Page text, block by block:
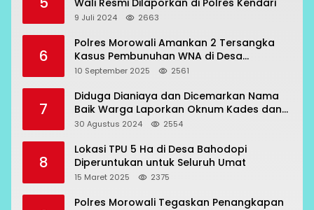
Wali Resmi Dilaporkan di Polres Kendari
9 Juli 2024 2663
6
Polres Morowali Amankan 2 Tersangka
Kasus Pembunuhan WNA di Desa
Topogaro
10 September 2025 2561
7
Diduga Dianiaya dan Dicemarkan Nama
Baik Warga Laporkan Oknum Kades dan
Oknum Polisi
30 Agustus 2024 2554
8
Lokasi TPU 5 Ha di Desa Bahodopi
Diperuntukan untuk Seluruh Umat
15 Maret 2025 2375
Polres Morowali Tegaskan Penangkapan